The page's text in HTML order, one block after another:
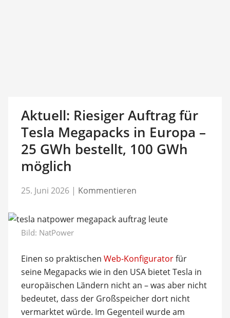
Aktuell: Riesiger Auftrag für
Tesla Megapacks in Europa –
25 GWh bestellt, 100 GWh
möglich
25. Juni 2026 | Kommentieren
Bild: NatPower
Einen so praktischen Web-Konfiguratorfür
seine Megapacks wie in den USA bietet Tesla in
europäischen Ländern nicht an – was aber nicht
bedeutet, dass der Großspeicher dort nicht
vermarktet würde. Im Gegenteil wurde am